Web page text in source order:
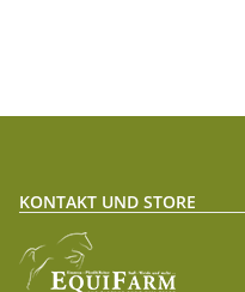
KONTAKT UND STORE